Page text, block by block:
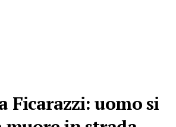
Ficarazzi: uomo si